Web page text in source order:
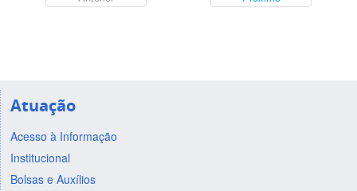
Atuação
Acesso à Informação
Institucional
Bolsas e Auxílios